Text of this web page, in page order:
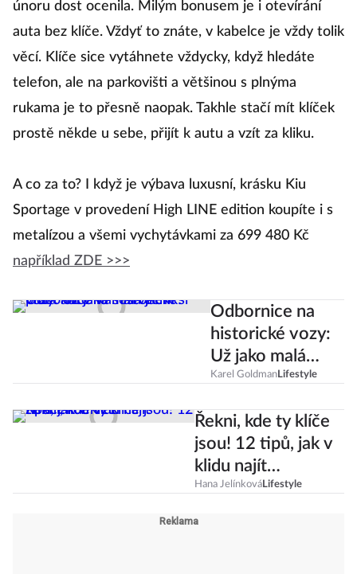
únoru dost ocenila. Milým bonusem je i otevírání
auta bez klíče. Vždyť to znáte, v kabelce je vždy tolik
věcí. Klíče sice vytáhnete vždycky, když hledáte
telefon, ale na parkovišti a většinou s plnýma
rukama je to přesně naopak. Takhle stačí mít klíček
prostě někde u sebe, přijít k autu a vzít za kliku.
A co za to? I když je výbava luxusní, krásku Kiu
Sportage v provedení High LINE edition koupíte i s
metalízou a všemi vychytávkami za 699 480 Kč
například ZDE >>>
Odbornice na
historické vozy:
Už jako malá
jsem si přála auto
Karel GoldmanLifestyle
Řekni, kde ty klíče
jsou! 12 tipů, jak v
klidu najít
ztracenou věc
Hana JelínkováLifestyle